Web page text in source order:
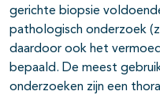
gerichte biopsie
pathologisch onderzoek
daardoor ook het
bepaald. De meest
onderzoeken zijn een